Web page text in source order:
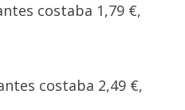
costaba 1,79 €,
costaba 2,49 €,